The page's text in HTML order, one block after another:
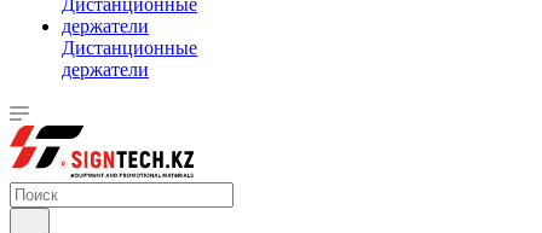
Дистанционные
держатели